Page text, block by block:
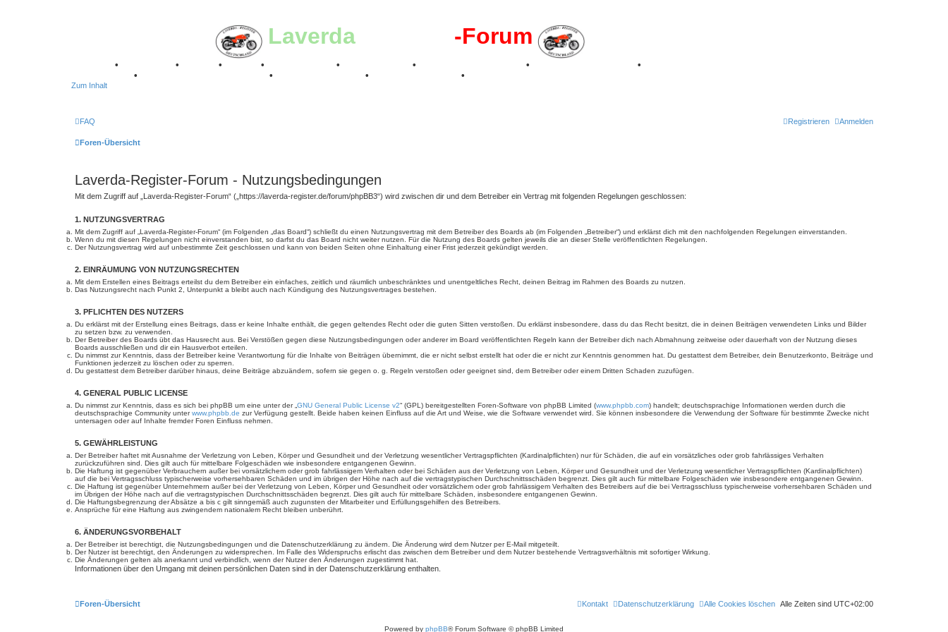
Laverda -Forum
• • • • • • • •
• • • •
Zum Inhalt
FAQ Anmelden
Registrieren
Foren-Übersicht
Laverda-Register-Forum - Nutzungsbedingungen
Mit dem Zugriff auf „Laverda-Register-Forum“ („https://laverda-register.de/forum/phpBB3“) wird zwischen dir und dem Betreiber ein Vertrag mit folgenden Regelungen geschlossen:
1. NUTZUNGSVERTRAG
Mit dem Zugriff auf „Laverda-Register-Forum“ (im Folgenden „das Board“) schließt du einen Nutzungsvertrag mit dem Betreiber des Boards ab (im Folgenden „Betreiber“) und erklärst dich mit den nachfolgenden Regelungen einverstanden.
Wenn du mit diesen Regelungen nicht einverstanden bist, so darfst du das Board nicht weiter nutzen. Für die Nutzung des Boards gelten jeweils die an dieser Stelle veröffentlichten Regelungen.
Der Nutzungsvertrag wird auf unbestimmte Zeit geschlossen und kann von beiden Seiten ohne Einhaltung einer Frist jederzeit gekündigt werden.
2. EINRÄUMUNG VON NUTZUNGSRECHTEN
Mit dem Erstellen eines Beitrags erteilst du dem Betreiber ein einfaches, zeitlich und räumlich unbeschränktes und unentgeltliches Recht, deinen Beitrag im Rahmen des Boards zu nutzen.
Das Nutzungsrecht nach Punkt 2, Unterpunkt a bleibt auch nach Kündigung des Nutzungsvertrages bestehen.
3. PFLICHTEN DES NUTZERS
Du erklärst mit der Erstellung eines Beitrags, dass er keine Inhalte enthält, die gegen geltendes Recht oder die guten Sitten verstoßen. Du erklärst insbesondere, dass du das Recht besitzt, die in deinen Beiträgen verwendeten Links und Bilder
zu setzen bzw. zu verwenden.
Der Betreiber des Boards übt das Hausrecht aus. Bei Verstößen gegen diese Nutzungsbedingungen oder anderer im Board veröffentlichten Regeln kann der Betreiber dich nach Abmahnung zeitweise oder dauerhaft von der Nutzung dieses
Boards ausschließen und dir ein Hausverbot erteilen.
Du nimmst zur Kenntnis, dass der Betreiber keine Verantwortung für die Inhalte von Beiträgen übernimmt, die er nicht selbst erstellt hat oder die er nicht zur Kenntnis genommen hat. Du gestattest dem Betreiber, dein Benutzerkonto, Beiträge und
Funktionen jederzeit zu löschen oder zu sperren.
Du gestattest dem Betreiber darüber hinaus, deine Beiträge abzuändern, sofern sie gegen o. g. Regeln verstoßen oder geeignet sind, dem Betreiber oder einem Dritten Schaden zuzufügen.
4. GENERAL PUBLIC LICENSE
Du nimmst zur Kenntnis, dass es sich bei phpBB um eine unter der „ GNU General Public License v2“ (GPL) bereitgestellten Foren-Software von phpBB Limited (www.phpbb.com) handelt; deutschsprachige Informationen werden durch die
deutschsprachige Community unterwww.phpbb.de zur Verfügung gestellt. Beide haben keinen Einfluss auf die Art und Weise, wie die Software verwendet wird. Sie können insbesondere die Verwendung der Software für bestimmte Zwecke nicht
untersagen oder auf Inhalte fremder Foren Einfluss nehmen.
5. GEWÄHRLEISTUNG
Der Betreiber haftet mit Ausnahme der Verletzung von Leben, Körper und Gesundheit und der Verletzung wesentlicher Vertragspflichten (Kardinalpflichten) nur für Schäden, die auf ein vorsätzliches oder grob fahrlässiges Verhalten
zurückzuführen sind. Dies gilt auch für mittelbare Folgeschäden wie insbesondere entgangenen Gewinn.
Die Haftung ist gegenüber Verbrauchern außer bei vorsätzlichem oder grob fahrlässigem Verhalten oder bei Schäden aus der Verletzung von Leben, Körper und Gesundheit und der Verletzung wesentlicher Vertragspflichten (Kardinalpflichten)
auf die bei Vertragsschluss typischerweise vorhersehbaren Schäden und im übrigen der Höhe nach auf die vertragstypischen Durchschnittsschäden begrenzt. Dies gilt auch für mittelbare Folgeschäden wie insbesondere entgangenen Gewinn.
Die Haftung ist gegenüber Unternehmern außer bei der Verletzung von Leben, Körper und Gesundheit oder vorsätzlichem oder grob fahrlässigem Verhalten des Betreibers auf die bei Vertragsschluss typischerweise vorhersehbaren Schäden und
im Übrigen der Höhe nach auf die vertragstypischen Durchschnittsschäden begrenzt. Dies gilt auch für mittelbare Schäden, insbesondere entgangenen Gewinn.
Die Haftungsbegrenzung der Absätze a bis c gilt sinngemäß auch zugunsten der Mitarbeiter und Erfüllungsgehilfen des Betreibers.
Ansprüche für eine Haftung aus zwingendem nationalem Recht bleiben unberührt.
6. ÄNDERUNGSVORBEHALT
Der Betreiber ist berechtigt, die Nutzungsbedingungen und die Datenschutzerklärung zu ändern. Die Änderung wird dem Nutzer per E-Mail mitgeteilt.
Der Nutzer ist berechtigt, den Änderungen zu widersprechen. Im Falle des Widerspruchs erlischt das zwischen dem Betreiber und dem Nutzer bestehende Vertragsverhältnis mit sofortiger Wirkung.
Die Änderungen gelten als anerkannt und verbindlich, wenn der Nutzer den Änderungen zugestimmt hat.
Informationen über den Umgang mit deinen persönlichen Daten sind in der Datenschutzerklärung enthalten.
Foren-Übersicht Alle Zeiten sind UTC+02:00
Alle Cookies löschen
Datenschutzerklärung
Kontakt
Powered by phpBB® Forum Software © phpBB Limited